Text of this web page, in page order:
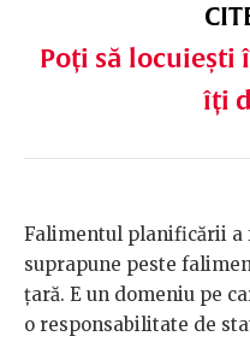
Poți să locuiești
îți
Falimentul planificării a
suprapune peste
țară. E un domeniu pe
o responsabilitate de